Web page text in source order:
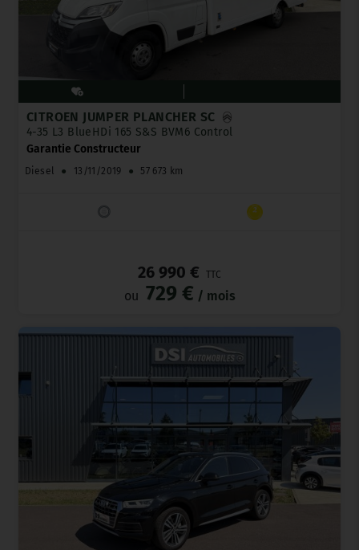
CITROËN JUMPER PLANCHER SC
4-35 L3 BlueHDi 165 S&S BVM6 Control
Garantie Constructeur
Diesel ● 13/11/2019 ● 57 673 km
26 990 € TTC
ou 729 € / mois